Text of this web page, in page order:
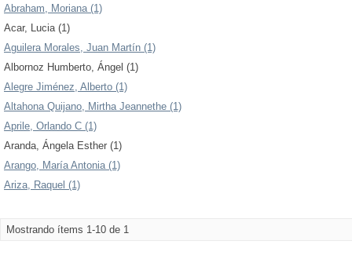
Abraham, Moriana (1)
Acar, Lucia (1)
Aguilera Morales, Juan Martín (1)
Albornoz Humberto, Ángel (1)
Alegre Jiménez, Alberto (1)
Altahona Quijano, Mirtha Jeannethe (1)
Aprile, Orlando C (1)
Aranda, Ángela Esther (1)
Arango, María Antonia (1)
Ariza, Raquel (1)
Mostrando ítems 1-10 de 1